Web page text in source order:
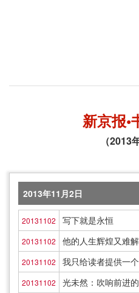
新京报•
（2013
2013年11月2日
20131102 写下就是永恒
20131102 他的人生辉煌又难解
20131102 我只给读者提供一
20131102 光未然：吹响前进